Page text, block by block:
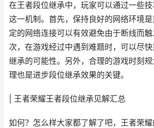
在王者段位继承中，玩家可以通过一些
这一机制。首先，保持良好的网络环境
定的网络连接可以有效避免由于断线而
次，在游戏经过中遇到难题时，可以尽
继承的可能性。另外，合理的游戏时刻
理也是进步段位继承效果的关键。
| 王者荣耀王者段位继承见解汇总
如何？怎么样大家都了解了吧，王者荣